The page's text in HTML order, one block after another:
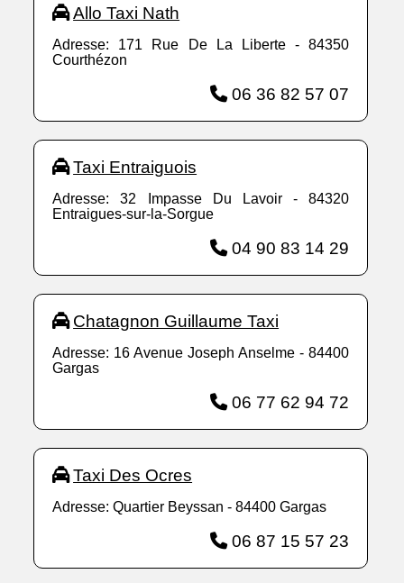
Allo Taxi Nath
Adresse: 171 Rue De La Liberte - 84350
Courthézon
06 36 82 57 07
Taxi Entraiguois
Adresse: 32 Impasse Du Lavoir - 84320
Entraigues-sur-la-Sorgue
04 90 83 14 29
Chatagnon Guillaume Taxi
Adresse: 16 Avenue Joseph Anselme - 84400
Gargas
06 77 62 94 72
Taxi Des Ocres
Adresse: Quartier Beyssan - 84400 Gargas
06 87 15 57 23